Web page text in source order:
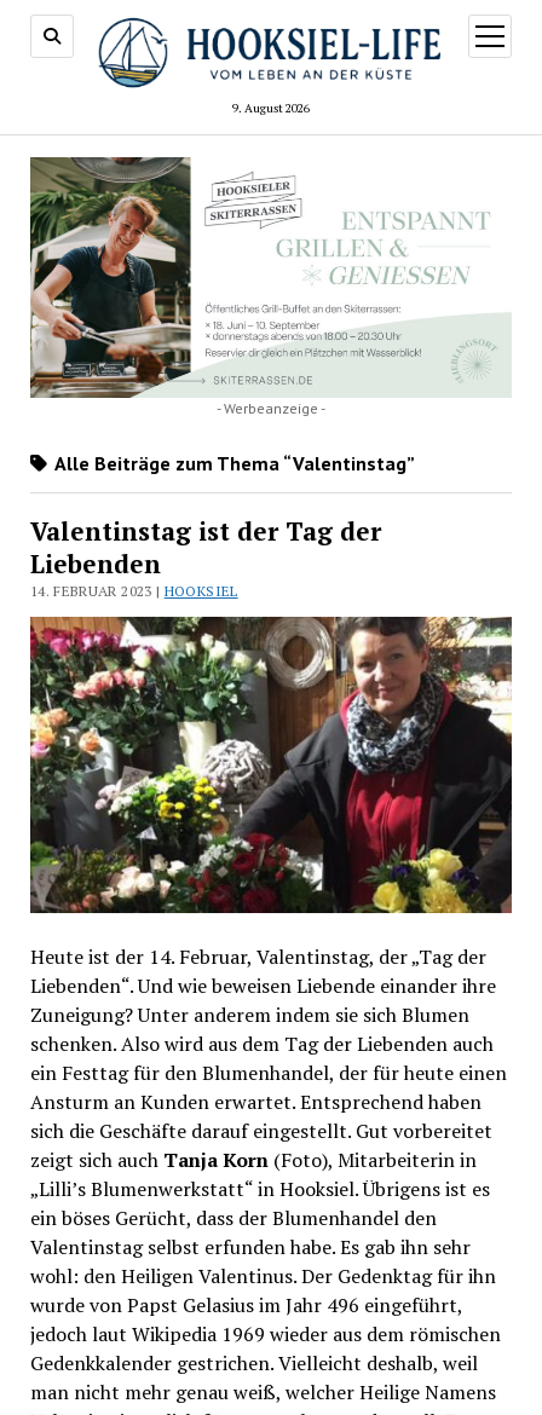
9. August 2026
Menü
öffnen
- Werbeanzeige -
Alle Beiträge zum Thema “Valentinstag”
Valentinstag ist der Tag der
Liebenden
14. FEBRUAR 2023 | HOOKSIEL
Heute ist der 14. Februar, Valentinstag, der „Tag der
Liebenden“. Und wie beweisen Liebende einander ihre
Zuneigung? Unter anderem indem sie sich Blumen
schenken. Also wird aus dem Tag der Liebenden auch
ein Festtag für den Blumenhandel, der für heute einen
Ansturm an Kunden erwartet. Entsprechend haben
sich die Geschäfte darauf eingestellt. Gut vorbereitet
zeigt sich auch Tanja Korn(Foto), Mitarbeiterin in
„Lilli’s Blumenwerkstatt“ in Hooksiel. Übrigens ist es
ein böses Gerücht, dass der Blumenhandel den
Valentinstag selbst erfunden habe. Es gab ihn sehr
wohl: den Heiligen Valentinus. Der Gedenktag für ihn
wurde von Papst Gelasius im Jahr 496 eingeführt,
jedoch laut Wikipedia 1969 wieder aus dem römischen
Gedenkkalender gestrichen. Vielleicht deshalb, weil
man nicht mehr genau weiß, welcher Heilige Namens